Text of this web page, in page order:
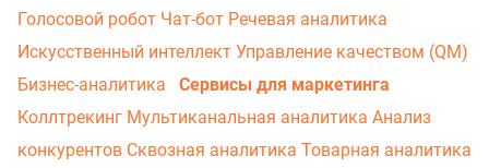
Голосовой робот Чат-бот Речевая аналитика
Искусственный интеллект Управление качеством (QM)
Бизнес-аналитика
Сервисы для маркетинга
Коллтрекинг Мультиканальная аналитика Анализ
конкурентов Сквозная аналитика Товарная аналитика